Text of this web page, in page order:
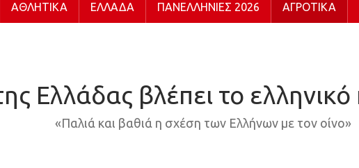
ΑΘΛΗΤΙΚΆ ΕΛΛΆΔΑ ΠΑΝΕΛΛΉΝΙΕΣ 2026 ΑΓΡΟΤΙΚΆ
Ελλάδας βλέπει το
«Παλιά και βαθιά η σχέση των Ελλήνων με τον οίνο»